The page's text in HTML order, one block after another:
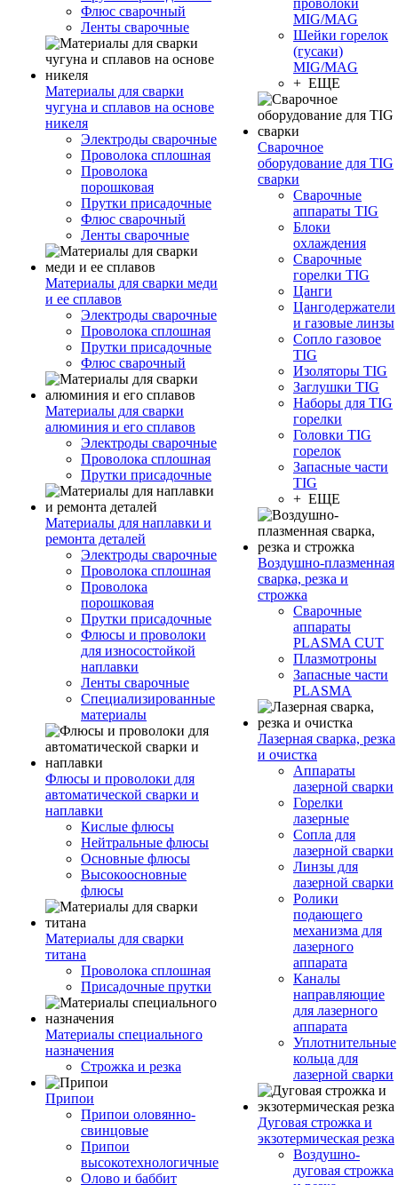
Флюс сварочный
Ленты сварочные
Материалы для сварки
чугуна и сплавов на основе
никеля
Электроды сварочные
Проволока сплошная
Проволока
порошковая
Прутки присадочные
Флюс сварочный
Ленты сварочные
Материалы для сварки меди
и ее сплавов
Электроды сварочные
Проволока сплошная
Прутки присадочные
Флюс сварочный
Материалы для сварки
алюминия и его сплавов
Электроды сварочные
Проволока сплошная
Прутки присадочные
Материалы для наплавки и
ремонта деталей
Электроды сварочные
Проволока сплошная
Проволока
порошковая
Прутки присадочные
Флюсы и проволоки
для износостойкой
наплавки
Ленты сварочные
Специализированные
материалы
Флюсы и проволоки для
автоматической сварки и
наплавки
Кислые флюсы
Нейтральные флюсы
Основные флюсы
Высокоосновные
флюсы
Материалы для сварки
титана
Проволока сплошная
Присадочные прутки
Материалы специального
назначения
Строжка и резка
Припои
Припои оловянно-
свинцовые
Припои
высокотехнологичные
Олово и баббит
проволоки
MIG/MAG
Шейки горелок
(гусаки)
MIG/MAG
+ ЕЩЕ
Сварочное
оборудование для TIG
сварки
Сварочные
аппараты TIG
Блоки
охлаждения
Сварочные
горелки TIG
Цанги
Цангодержатели
и газовые линзы
Сопло газовое
TIG
Изоляторы TIG
Заглушки TIG
Наборы для TIG
горелки
Головки TIG
горелок
Запасные части
TIG
+ ЕЩЕ
Воздушно-плазменная
сварка, резка и
строжка
Сварочные
аппараты
PLASMA CUT
Плазмотроны
Запасные части
PLASMA
Лазерная сварка, резка
и очистка
Аппараты
лазерной сварки
Горелки
лазерные
Сопла для
лазерной сварки
Линзы для
лазерной сварки
Ролики
подающего
механизма для
лазерного
аппарата
Каналы
направляющие
для лазерного
аппарата
Уплотнительные
кольца для
лазерной сварки
Дуговая строжка и
экзотермическая резка
Воздушно-
дуговая строжка